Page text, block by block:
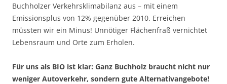
Buchholzer Verkehrsklimabilanz aus – mit einem
Emissionsplus von 12% gegenüber 2010. Erreichen
müssten wir ein Minus! Unnötiger Flächenfraß vernichtet
Lebensraum und Orte zum Erholen.
Für uns als BIO ist klar: Ganz Buchholz braucht nicht nur
weniger Autoverkehr, sondern gute Alternativangebote!